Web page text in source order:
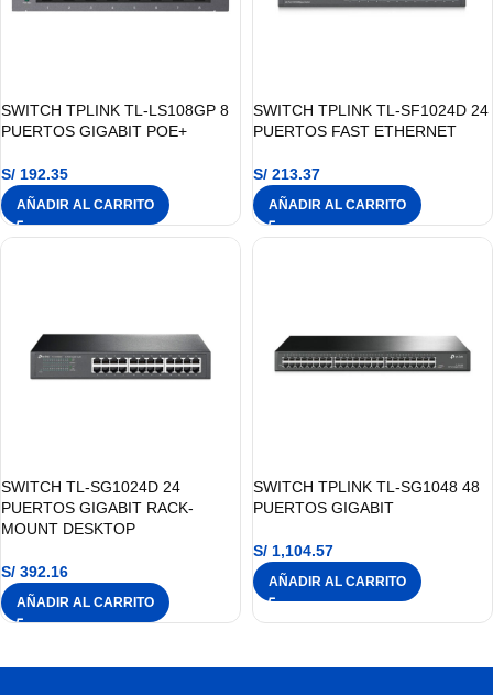
SWITCH TPLINK TL-LS108GP 8
PUERTOS GIGABIT POE+
S/ 192.35
AÑADIR AL CARRITO
SWITCH TPLINK TL-SF1024D 24
PUERTOS FAST ETHERNET
S/ 213.37
AÑADIR AL CARRITO
SWITCH TL-SG1024D 24
PUERTOS GIGABIT RACK-
MOUNT DESKTOP
S/ 392.16
AÑADIR AL CARRITO
SWITCH TPLINK TL-SG1048 48
PUERTOS GIGABIT
S/ 1,104.57
AÑADIR AL CARRITO